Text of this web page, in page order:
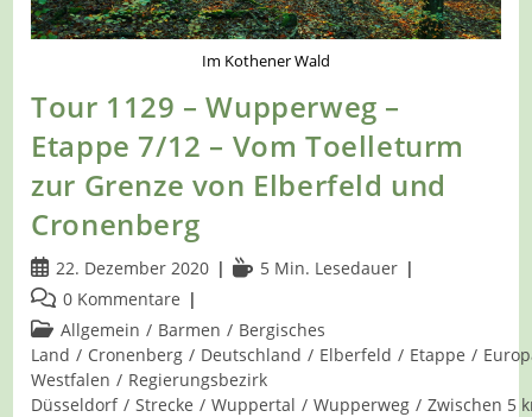
Im Kothener Wald
Tour 1129 – Wupperweg –
Etappe 7/12 – Vom Toelleturm
zur Grenze von Elberfeld und
Cronenberg
Beitrag
veröffentlicht:
22. Dezember 2020 Lesedauer:
5 Min. Lesedauer
Beitrags-
Kommentare:
0 Kommentare
Beitrags-
Kategorie:
Allgemein / Barmen / Bergisches
Land / Cronenberg / Deutschland / Elberfeld / Etappe /
Westfalen / Regierungsbezirk
Düsseldorf / Strecke / Wuppertal / Wupperweg / Zwischen 5